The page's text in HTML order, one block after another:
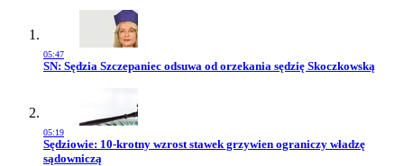
05:47
Przejdź do artykułu:
SN: Sędzia Szczepaniec odsuwa od orzekania sędzię Skoczkowską
05:19
Przejdź do artykułu:
Sędziowie: 10-krotny wzrost stawek grzywien ograniczy władzę
sądowniczą